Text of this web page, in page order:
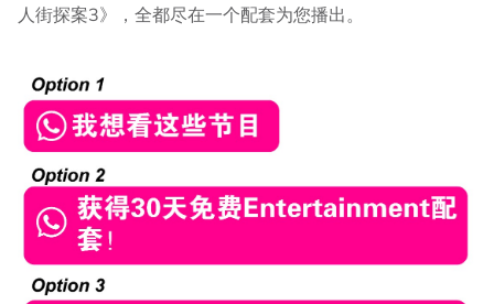
人街探案3》，全都尽在一个配套为您播出。